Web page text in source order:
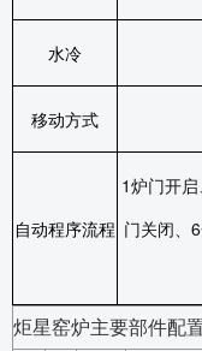
水冷
移动方式
自动程序流程
1炉门开启、
门关闭、 6
炬星窑炉主要部件配